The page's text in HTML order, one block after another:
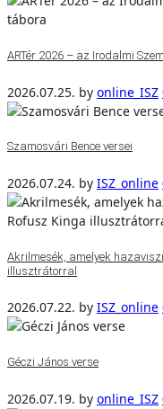
ARTér 2026 – az Irodalmi
2026.07.25. by online_ISZ
Szamosvári Bence versei
2026.07.24. by ISZ_online
Akrilmesék, amelyek
illusztrátorral
2026.07.22. by ISZ_online
Géczi János verse
2026.07.19. by online_ISZ